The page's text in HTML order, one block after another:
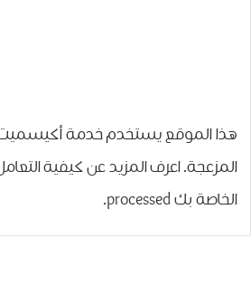
هذا الموقع يستخدم خدمة أكيسميت
المزعجة.اعرف المزيد عن كيفية
الخاصة بك processed
.